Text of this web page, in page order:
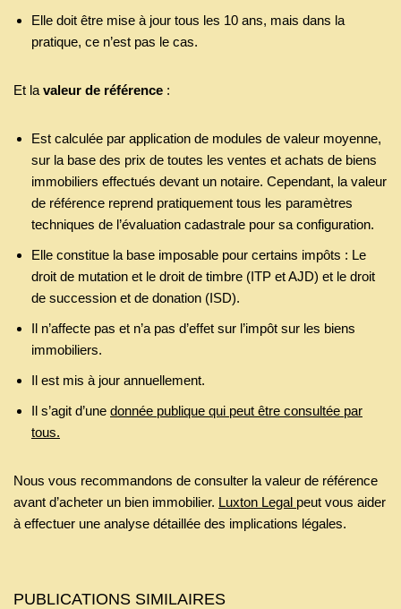
Elle doit être mise à jour tous les 10 ans, mais dans la
pratique, ce n’est pas le cas.
Et la valeur de référence :
Est calculée par application de modules de valeur moyenne,
sur la base des prix de toutes les ventes et achats de biens
immobiliers effectués devant un notaire. Cependant, la valeur
de référence reprend pratiquement tous les paramètres
techniques de l’évaluation cadastrale pour sa configuration.
Elle constitue la base imposable pour certains impôts : Le
droit de mutation et le droit de timbre (ITP et AJD) et le droit
de succession et de donation (ISD).
Il n’affecte pas et n’a pas d’effet sur l’impôt sur les biens
immobiliers.
Il est mis à jour annuellement.
Il s’agit d’une donnée publique qui peut être consultée par
tous.
Nous vous recommandons de consulter la valeur de référence
avant d’acheter un bien immobilier. Luxton Legal peut vous aider
à effectuer une analyse détaillée des implications légales.
PUBLICATIONS SIMILAIRES